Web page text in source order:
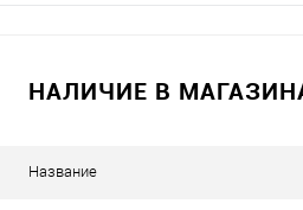
НАЛИЧИЕ В
Название